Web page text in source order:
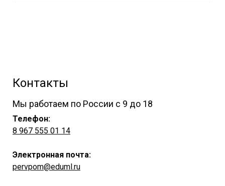
Контакты
Мы работаем по России с 9 до 18
Телефон:
8 967 555 01 14
Электронная почта:
pervpom@eduml.ru